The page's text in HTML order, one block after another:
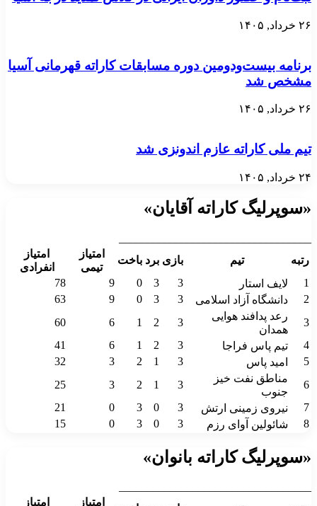
۲۶ خرداد, ۱۴۰۵
برنامه بیست‌ودومین دوره مسابقات کاراته قهرمانی آسیا
مشخص شد
۲۶ خرداد, ۱۴۰۵
تیم ملی کاراته عازم اندونزی شد
۲۴ خرداد, ۱۴۰۵
«سوپرلیگ کاراته آقایان»
رتبه
تیم بازی برد باخت
امتیاز
تیمی
امتیاز
انفرادی
1
لایف استار 3
3
0
9
78
2
دانشگاه آزاد اسلامی 3
3
0
9
63
3
رعد پدافند هوایی
همدان
3
2
1
6
60
4
تیم پاس فراجا 3
2
1
6
41
5
امید پاس 3
1
2
3
32
6
مناطق نفت خیز
جنوب
3
1
2
3
25
7
نیروی زمینی ارتش 3
0
3
0
21
8
شائولین آوای رزم 3
0
3
0
15
«سوپرلیگ کاراته بانوان»
امتیاز
امتیاز